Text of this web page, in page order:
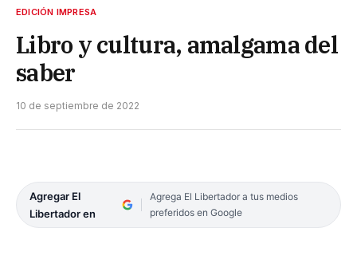
EDICIÓN IMPRESA
Libro y cultura, amalgama del
saber
10 de septiembre de 2022
Agregar El
Libertador en
Agrega El Libertador a tus medios
preferidos en Google